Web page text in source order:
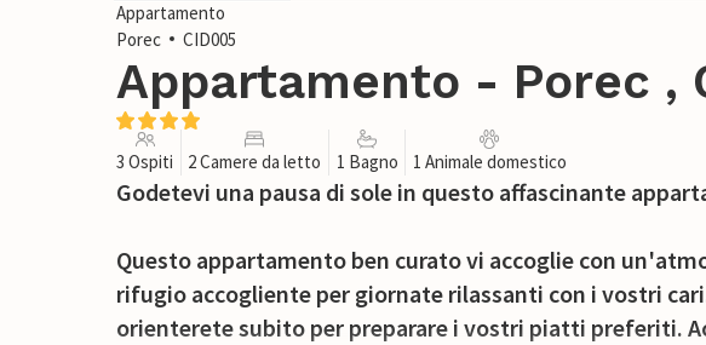
Appartamento
Porec
CID005
Appartamento - Porec ,
3 Ospiti 2 Camere da letto 1 Bagno 1 Animale domestico
Godetevi una pausa di sole in questo affascinante
Questo appartamento ben curato vi accoglie con
rifugio accogliente per giornate rilassanti con i vostri
orienterete subito per preparare i vostri piatti preferiti.